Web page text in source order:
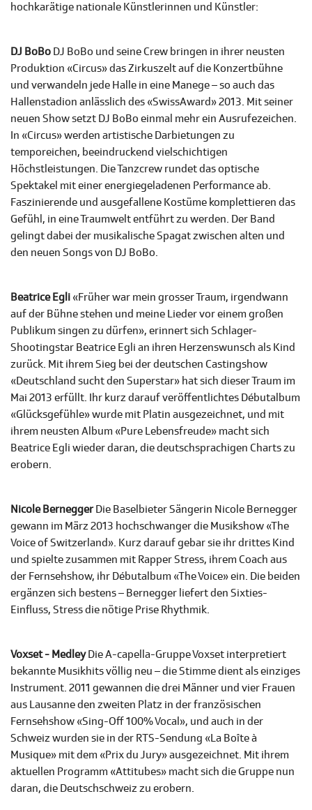
hochkarätige nationale Künstlerinnen und Künstler:
DJ BoBo DJ BoBo und seine Crew bringen in ihrer neusten
Produktion «Circus» das Zirkuszelt auf die Konzertbühne
und verwandeln jede Halle in eine Manege – so auch das
Hallenstadion anlässlich des «SwissAward» 2013. Mit seiner
neuen Show setzt DJ BoBo einmal mehr ein Ausrufezeichen.
In «Circus» werden artistische Darbietungen zu
temporeichen, beeindruckend vielschichtigen
Höchstleistungen. Die Tanzcrew rundet das optische
Spektakel mit einer energiegeladenen Performance ab.
Faszinierende und ausgefallene Kostüme komplettieren das
Gefühl, in eine Traumwelt entführt zu werden. Der Band
gelingt dabei der musikalische Spagat zwischen alten und
den neuen Songs von DJ BoBo.
Beatrice Egli «Früher war mein grosser Traum, irgendwann
auf der Bühne stehen und meine Lieder vor einem großen
Publikum singen zu dürfen», erinnert sich Schlager-
Shootingstar Beatrice Egli an ihren Herzenswunsch als Kind
zurück. Mit ihrem Sieg bei der deutschen Castingshow
«Deutschland sucht den Superstar» hat sich dieser Traum im
Mai 2013 erfüllt. Ihr kurz darauf veröffentlichtes Débutalbum
«Glücksgefühle» wurde mit Platin ausgezeichnet, und mit
ihrem neusten Album «Pure Lebensfreude» macht sich
Beatrice Egli wieder daran, die deutschsprachigen Charts zu
erobern.
Nicole BerneggerDie Baselbieter Sängerin Nicole Bernegger
gewann im März 2013 hochschwanger die Musikshow «The
Voice of Switzerland». Kurz darauf gebar sie ihr drittes Kind
und spielte zusammen mit Rapper Stress, ihrem Coach aus
der Fernsehshow, ihr Débutalbum «The Voice» ein. Die beiden
ergänzen sich bestens – Bernegger liefert den Sixties-
Einfluss, Stress die nötige Prise Rhythmik.
Voxset - MedleyDie A-capella-Gruppe Voxset interpretiert
bekannte Musikhits völlig neu – die Stimme dient als einziges
Instrument. 2011 gewannen die drei Männer und vier Frauen
aus Lausanne den zweiten Platz in der französischen
Fernsehshow «Sing-Off 100% Vocal», und auch in der
Schweiz wurden sie in der RTS-Sendung «La Boîte à
Musique» mit dem «Prix du Jury» ausgezeichnet. Mit ihrem
aktuellen Programm «Attitubes» macht sich die Gruppe nun
daran, die Deutschschweiz zu erobern.